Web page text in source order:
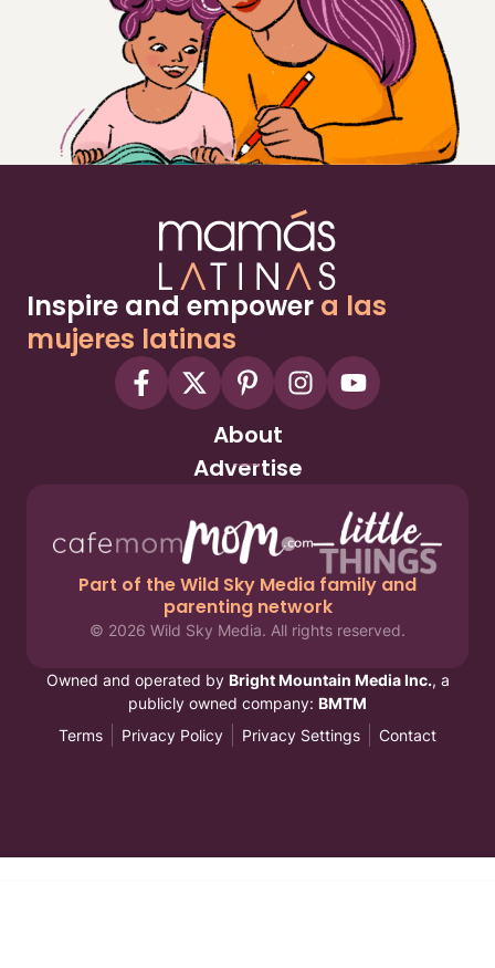
Inspire and empower a las
mujeres latinas
About
Advertise
Part of the Wild Sky Media family and
parenting network
© 2026 Wild Sky Media. All rights reserved.
Owned and operated by Bright Mountain Media Inc., a
publicly owned company: BMTM
Terms
Privacy Policy Privacy Settings Contact